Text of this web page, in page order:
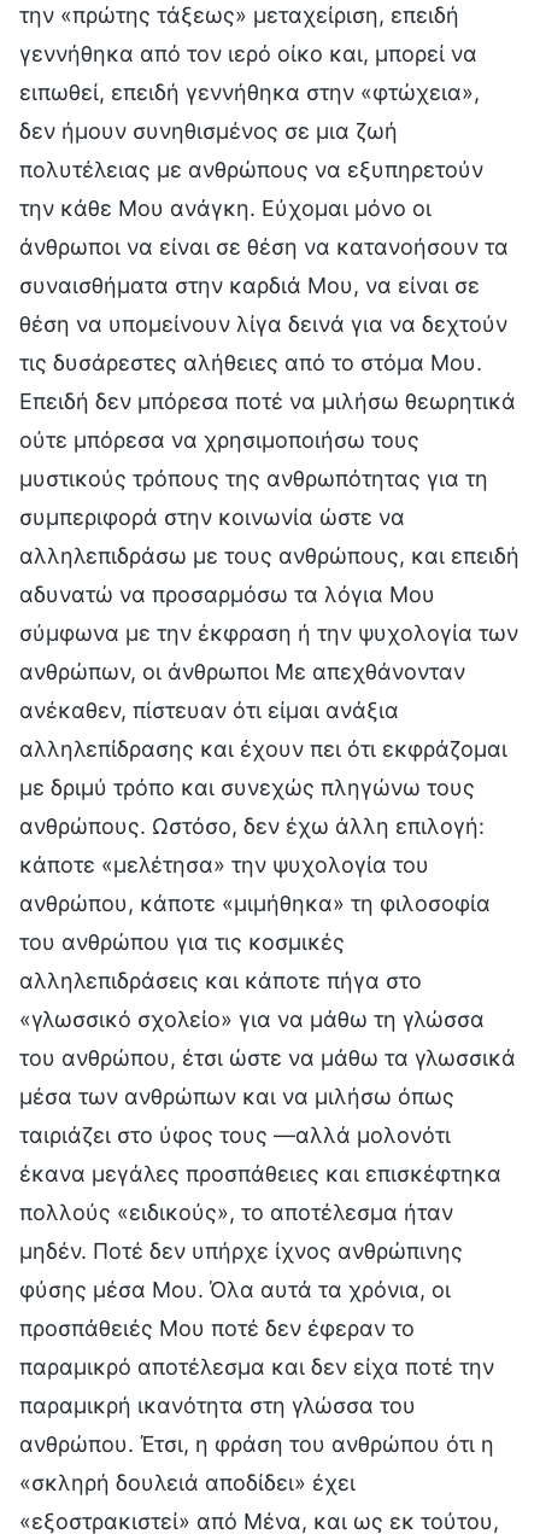
την «πρώτης τάξεως» μεταχείριση, επειδή
γεννήθηκα από τον ιερό οίκο και, μπορεί να
ειπωθεί, επειδή γεννήθηκα στην «φτώχεια»,
δεν ήμουν συνηθισμένος σε μια ζωή
πολυτέλειας με ανθρώπους να εξυπηρετούν
την κάθε Μου ανάγκη. Εύχομαι μόνο οι
άνθρωποι να είναι σε θέση να κατανοήσουν τα
συναισθήματα στην καρδιά Μου, να είναι σε
θέση να υπομείνουν λίγα δεινά για να δεχτούν
τις δυσάρεστες αλήθειες από το στόμα Μου.
Επειδή δεν μπόρεσα ποτέ να μιλήσω θεωρητικά
ούτε μπόρεσα να χρησιμοποιήσω τους
μυστικούς τρόπους της ανθρωπότητας για τη
συμπεριφορά στην κοινωνία ώστε να
αλληλεπιδράσω με τους ανθρώπους, και επειδή
αδυνατώ να προσαρμόσω τα λόγια Μου
σύμφωνα με την έκφραση ή την ψυχολογία των
ανθρώπων, οι άνθρωποι Με απεχθάνονταν
ανέκαθεν, πίστευαν ότι είμαι ανάξια
αλληλεπίδρασης και έχουν πει ότι εκφράζομαι
με δριμύ τρόπο και συνεχώς πληγώνω τους
ανθρώπους. Ωστόσο, δεν έχω άλλη επιλογή:
κάποτε «μελέτησα» την ψυχολογία του
ανθρώπου, κάποτε «μιμήθηκα» τη φιλοσοφία
του ανθρώπου για τις κοσμικές
αλληλεπιδράσεις και κάποτε πήγα στο
«γλωσσικό σχολείο» για να μάθω τη γλώσσα
του ανθρώπου, έτσι ώστε να μάθω τα γλωσσικά
μέσα των ανθρώπων και να μιλήσω όπως
ταιριάζει στο ύφος τους —αλλά μολονότι
έκανα μεγάλες προσπάθειες και επισκέφτηκα
πολλούς «ειδικούς», το αποτέλεσμα ήταν
μηδέν. Ποτέ δεν υπήρχε ίχνος ανθρώπινης
φύσης μέσα Μου. Όλα αυτά τα χρόνια, οι
προσπάθειές Μου ποτέ δεν έφεραν το
παραμικρό αποτέλεσμα και δεν είχα ποτέ την
παραμικρή ικανότητα στη γλώσσα του
ανθρώπου. Έτσι, η φράση του ανθρώπου ότι η
«σκληρή δουλειά αποδίδει» έχει
«εξοστρακιστεί» από Μένα, και ως εκ τούτου,